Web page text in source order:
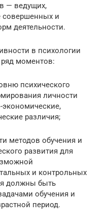
— ведущих,
и
деятельности.
в психологии
моментов:
психического
личности
экономические,
различия;
методов обучения и
развития для
и контрольных
должны быть
обучения и
период.